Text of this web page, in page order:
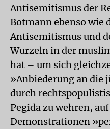
Antisemitismus der
Botmann ebenso wie
Antisemitismus und
Wurzeln in der
hat – um sich
»Anbiederung an die
durch
Pegida zu wehren,
Demonstrationen